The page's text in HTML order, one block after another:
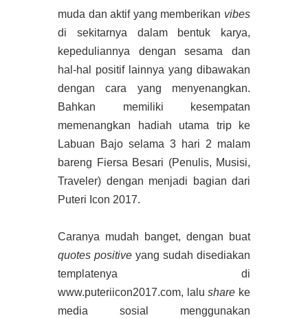
muda dan aktif yang memberikan vibes
di sekitarnya dalam bentuk karya,
kepeduliannya dengan sesama dan
hal-hal positif lainnya yang dibawakan
dengan cara yang menyenangkan.
Bahkan memiliki kesempatan
memenangkan hadiah utama trip ke
Labuan Bajo selama 3 hari 2 malam
bareng Fiersa Besari (Penulis, Musisi,
Traveler) dengan menjadi bagian dari
Puteri Icon 2017.
Caranya mudah banget, dengan buat
quotes positive yang sudah disediakan
templatenya di
www.puteriicon2017.com, lalushare ke
media sosial menggunakan